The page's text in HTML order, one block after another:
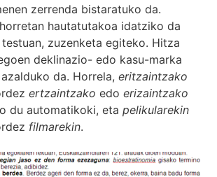
zerrenda bistaratuko da.
hautatutakoa idatziko da
testuan, zuzenketa egiteko. Hitza
deklinazio- edo kasu-marka
da. Horrela, eritzaintzako
ertzaintzako edo erizaintzako
du automatikoki, eta pelikularekin
filmarekin.